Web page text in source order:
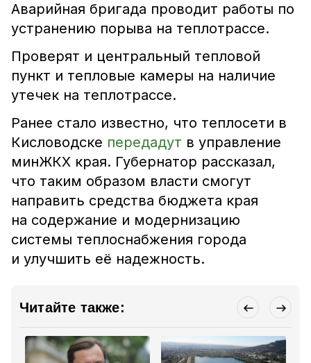
Аварийная бригада проводит работы по
устранению порыва на теплотрассе.
Проверят и центральный тепловой
пункт и тепловые камеры на наличие
утечек на теплотрассе.
Ранее стало известно, что теплосети в
Кисловодске передадут в управление
минЖКХ края. Губернатор рассказал,
что таким образом власти смогут
направить средства бюджета края
на содержание и модернизацию
системы теплоснабжения города
и улучшить её надежность.
Читайте также: